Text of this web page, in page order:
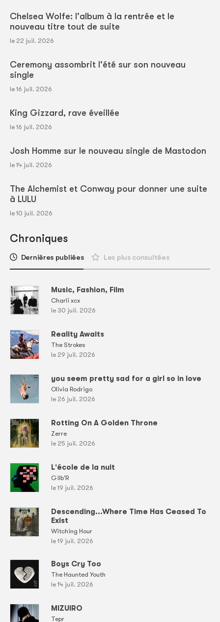
Chelsea Wolfe: l'album à la rentrée et le
nouveau titre tout de suite
le 22 juil. 2026
Ceremony assombrit l'été sur son nouveau
single
le 16 juil. 2026
King Gizzard, rave éveillée
le 16 juil. 2026
Josh Homme sur le nouveau single de Mastodon
le 14 juil. 2026
The Alchemist et Conway pour donner une suite
à LULU
le 10 juil. 2026
Chroniques
Dernières publiées Les plus consultées
Music, Fashion, Film
Charli xcx
le 30 juil. 2026
Reality Awaits
The Strokes
le 29 juil. 2026
you seem pretty sad for a girl so in love
Olivia Rodrigo
le 26 juil. 2026
Rotting On A Golden Throne
Zerre
le 25 juil. 2026
L'école de la nuit
Gilb'R
le 19 juil. 2026
Descending...Where Time Has Ceased To
Exist
Witching Hour
le 19 juil. 2026
Boys Cry Too
The Haunted Youth
le 14 juil. 2026
MIZUIRO
Tepr